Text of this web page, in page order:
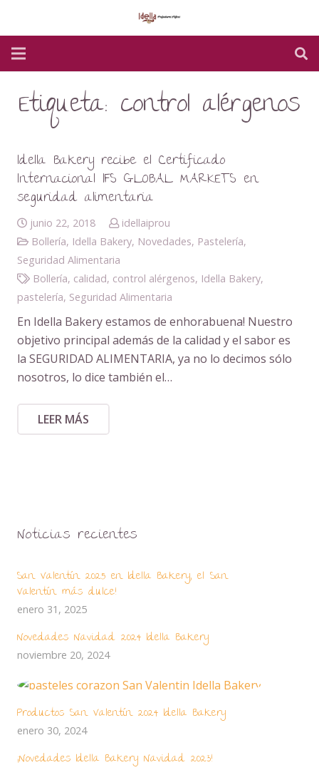
Etiqueta: control alérgenos
Idella Bakery recibe el Certificado
Internacional IFS GLOBAL MARKETS en
seguridad alimentaria
junio 22, 2018
idellaiprou
Bollería, Idella Bakery, Novedades, Pastelería,
Seguridad Alimentaria
Bollería, calidad, control alérgenos, Idella Bakery,
pastelería, Seguridad Alimentaria
En Idella Bakery estamos de enhorabuena! Nuestro
objetivo principal además de la calidad y el sabor es
la SEGURIDAD ALIMENTARIA, ya no lo decimos sólo
nosotros, lo dice también el…
LEER MÁS
Noticias recientes
San Valentín 2025 en Idella Bakery, el San
Valentín más dulce!
enero 31, 2025
Novedades Navidad 2024 Idella Bakery
noviembre 20, 2024
Productos San Valentín 2024 Idella Bakery
enero 30, 2024
¡Novedades Idella Bakery Navidad 2023!